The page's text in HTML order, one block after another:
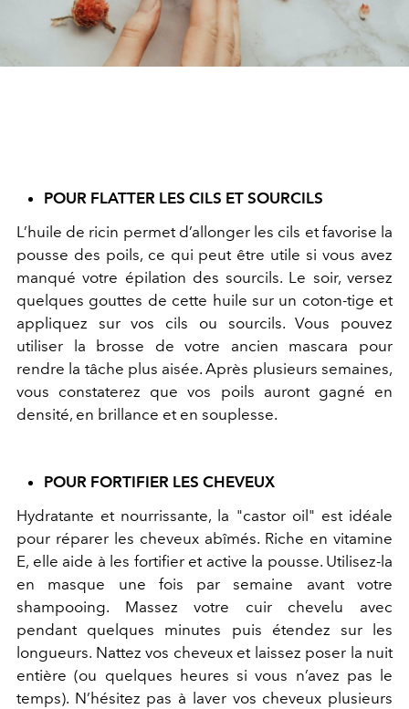
POUR FLATTER LES CILS ET SOURCILS
L’huile de ricin permet d’allonger les cils et favorise la
pousse des poils, ce qui peut être utile si vous avez
manqué votre épilation des sourcils. Le soir, versez
quelques gouttes de cette huile sur un coton-tige et
appliquez sur vos cils ou sourcils. Vous pouvez
utiliser la brosse de votre ancien mascara pour
rendre la tâche plus aisée. Après plusieurs semaines,
vous constaterez que vos poils auront gagné en
densité, en brillance et en souplesse.
POUR FORTIFIER LES CHEVEUX
Hydratante et nourrissante, la "castor oil" est idéale
pour réparer les cheveux abîmés. Riche en vitamine
E, elle aide à les fortifier et active la pousse. Utilisez-la
en masque une fois par semaine avant votre
shampooing. Massez votre cuir chevelu avec
pendant quelques minutes puis étendez sur les
longueurs. Nattez vos cheveux et laissez poser la nuit
entière (ou quelques heures si vous n’avez pas le
temps). N’hésitez pas à laver vos cheveux plusieurs